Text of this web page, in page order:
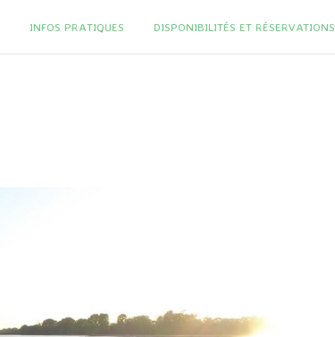
INFOS PRATIQUES DISPONIBILITÉS ET RÉSERVATIONS